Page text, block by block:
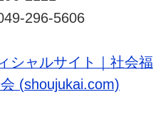
296-5606
シャルサイト｜社会福
(shoujukai.com)